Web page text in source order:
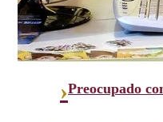
›Preocupado